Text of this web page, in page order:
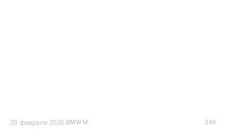
28 февраля 2026·BMW M. 346